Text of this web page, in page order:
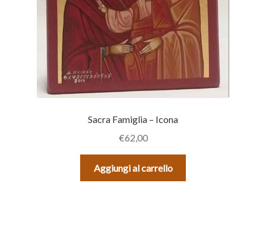
Sacra Famiglia – Icona
€62,00
Aggiungi al carrello